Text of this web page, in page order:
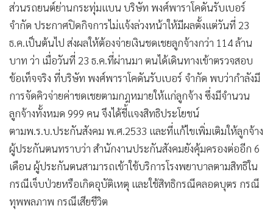
ส่วนรถยนต์ย่านกระทุ่มแบน บริษัท พงศ์พาราโคดันรับเบอร์
จำกัด ประกาศปิดกิจการไม่แจ้งล่วงหน้าให้มีผลตั้งแต่วันที่ 23
ธ.ค.เป็นต้นไป ส่งผลให้ต้องจ่ายเงินชดเชยลูกจ้างกว่า 114 ล้าน
บาท ว่า เมื่อวันที่ 23 ธ.ค.ที่ผ่านมา ตนได้เดินทางเข้าตรวจสอบ
ข้อเท็จจริง ที่บริษัท พงศ์พาราโคดันรับเบอร์ จำกัด พบว่ากำลังมี
การจัดคิวจ่ายค่าชดเชยตามกฎหมายให้แก่ลูกจ้าง ซึ่งมีจำนวน
ลูกจ้างทั้งหมด 999 คน จึงได้ชี้แจงสิทธิประโยชน์
ตามพ.ร.บ.ประกันสังคม พ.ศ.2533 และที่แก้ไขเพิ่มเติมให้ลูกจ้าง
ผู้ประกันตนทราบว่า สำนักงานประกันสังคมยังคุ้มครองต่ออีก 6
เดือน ผู้ประกันตนสามารถเข้าใช้บริการโรงพยาบาลตามสิทธิใน
กรณีเจ็บป่วยหรือเกิดอุบัติเหตุ และใช้สิทธิกรณีคลอดบุตร กรณี
ทุพพลภาพ กรณีเสียชีวิต